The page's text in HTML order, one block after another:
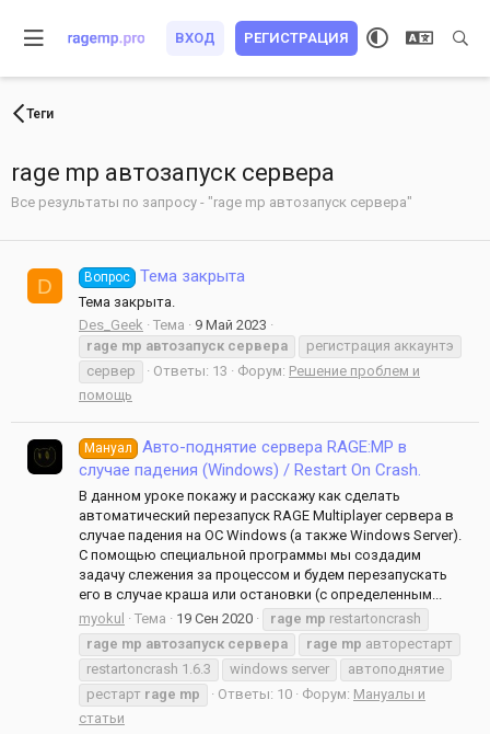
ВХОД РЕГИСТРАЦИЯ
Теги
rage mp автозапуск сервера
Все результаты по запросу - "rage mp автозапуск сервера"
D Вопрос Тема закрыта
Тема закрыта.
Des_Geek
Тема
9 Май 2023
rage mp автозапуск сервера
регистрация аккаунтэ
сервер
Ответы: 13 Форум: Решение проблем и
помощь
Мануал
Авто-поднятие сервера RAGE:MP в
случае падения (Windows) / Restart On Crash.
В данном уроке покажу и расскажу как сделать
автоматический перезапуск RAGE Multiplayer сервера в
случае падения на ОС Windows (а также Windows Server).
С помощью специальной программы мы создадим
задачу слежения за процессом и будем перезапускать
его в случае краша или остановки (с определенным...
myokul
Тема 19 Сен 2020 rage mp restartoncrash
rage mp автозапуск сервера rage mp авторестарт
restartoncrash 1.6.3
windows server
автоподнятие
рестарт rage mp Ответы: 10 Форум: Мануалы и
статьи